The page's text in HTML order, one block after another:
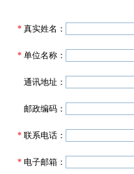
* 真实姓名：
* 单位名称：
通讯地址：
邮政编码：
* 联系电话：
* 电子邮箱：